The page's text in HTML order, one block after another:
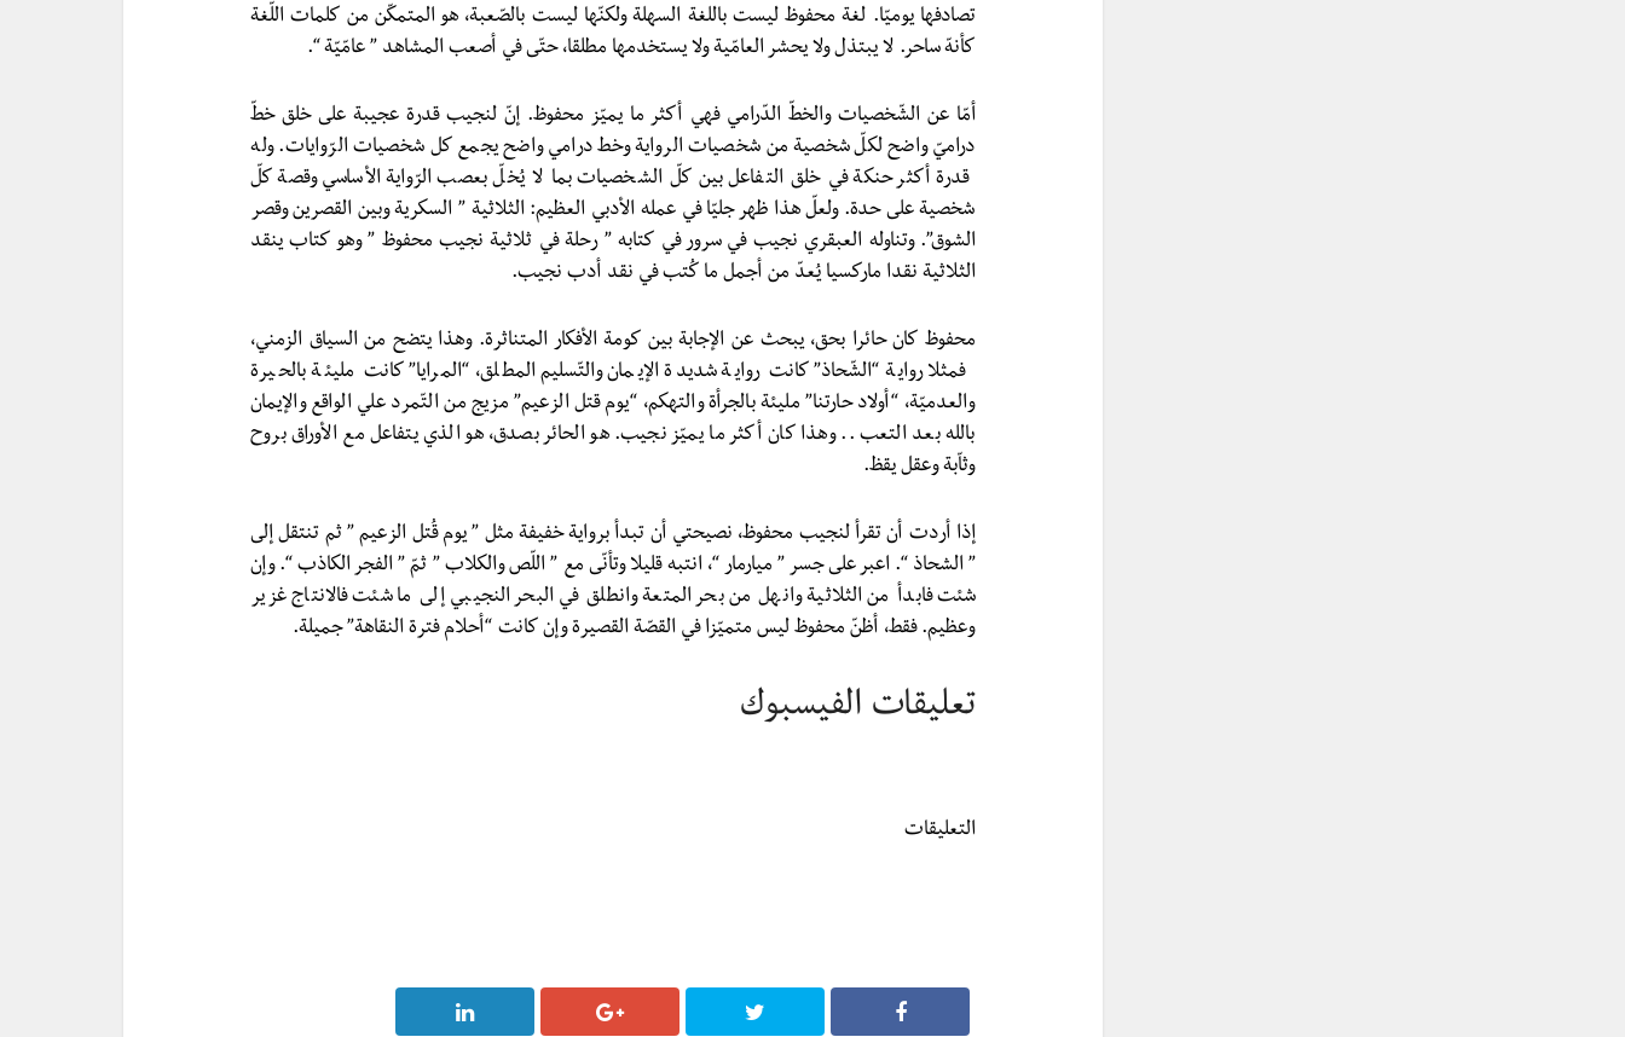
تصادفها يوميّا. لغة محفوظ ليست باللغة السهلة ولكنّها ليست بالصّعبة، هو المتمكّن من كلمات اللّغة
كأنهّ ساحر. لا يبتذل ولا يحشر العامّية ولا يستخدمها مطلقا، حتّى في أصعب المشاهد ” عامّيّة “.
أمّا عن الشّخصيات والخطّ الدّرامي فهي أكثر ما يميّز محفوظ. إنّ لنجيب قدرة عجيبة على خلق خطّ
دراميّ واضح لكلّ شخصية من شخصيات الرواية وخط درامي واضح يجمع كل شخصيات الرّوايات. وله
قدرة أكثر حنكة في خلق التفاعل بين كلّ الشخصيات بما لا يُخلّ بعصب الرّواية الأساسي وقصة كلّ
شخصية على حدة. ولعلّ هذا ظهر جليّا في عمله الأدبي العظيم: الثلاثية ” السكرية وبين القصرين وقصر
الشوق”. وتناوله العبقري نجيب في سرور في كتابه ” رحلة في ثلاثية نجيب محفوظ ” وهو كتاب ينقد
الثلاثية نقدا ماركسيا يُعدّ من أجمل ما كُتب في نقد أدب نجيب.
محفوظ كان حائرا بحق، يبحث عن الإجابة بين كومة الأفكار المتناثرة. وهذا يتضح من السياق الزمني،
فمثلا رواية “الشّحاذ” كانت رواية شديدة الإيمان والتّسليم المطلق، “المرايا” كانت مليئة بالحيرة
والعدميّة، “أولاد حارتنا” مليئة بالجرأة والتهكم، “يوم قتل الزعيم” مزيج من التّمرد علي الواقع والإيمان
بالله بعد التعب .. وهذا كان أكثر ما يميّز نجيب. هو الحائر بصدق، هو الذي يتفاعل مع الأوراق بروح
وثاّبة وعقل يقظ.
إذا أردت أن تقرأ لنجيب محفوظ، نصيحتي أن تبدأ برواية خفيفة مثل ” يوم قُتل الزعيم ” ثم تنتقل إلى
” الشحاذ “. اعبر على جسر ” ميارمار “، انتبه قليلا وتأنّى مع ” اللّص والكلاب ” ثمّ ” الفجر الكاذب “. وإن
شئت فابدأ من الثلاثية وانهل من بحر المتعة وانطلق في البحر النجيبي إلى ما شئت فالانتاج غزير
وعظيم. فقط، أظنّ محفوظ ليس متميّزا في القصّة القصيرة وإن كانت “أحلام فترة النقاهة” جميلة.
تعليقات الفيسبوك
التعليقات